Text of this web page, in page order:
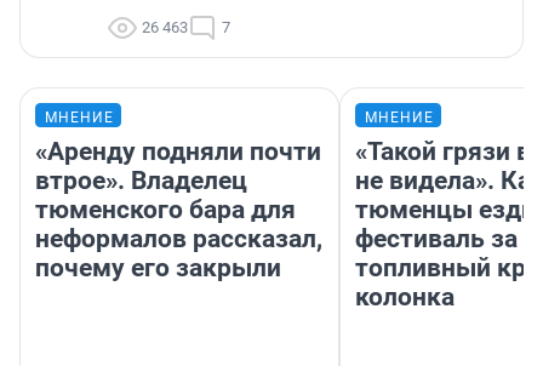
26 463 7
МНЕНИЕ
«Аренду подняли почти
втрое». Владелец
тюменского бара для
неформалов рассказал,
почему его закрыли
МНЕНИЕ
«Такой грязи
не видела».
тюменцы
фестиваль за
топливный
колонка